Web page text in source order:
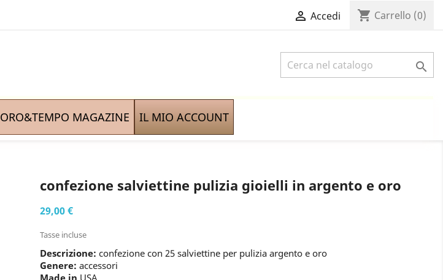
 Accedi shopping_cart Carrello (0)

ORO&TEMPO MAGAZINE IL MIO ACCOUNT
confezione salviettine pulizia gioielli in argento e oro
29,00 €
Tasse incluse
Descrizione: confezione con 25 salviettine per pulizia argento e oro
Genere: accessori
Made in USA